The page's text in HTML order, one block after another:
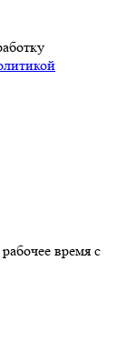
время с